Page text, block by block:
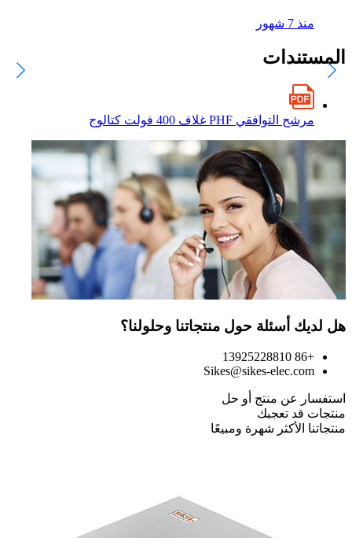
منذ 7 شهور
المستندات
مرشح التوافقي PHF غلاف 400 فولت كتالوج
هل لديك أسئلة حول منتجاتنا وحلولنا؟
+86 13925228810
Sikes@sikes-elec.com
استفسار عن منتج أو حل
منتجات قد تعجبك
منتجاتنا الأكثر شهرة ومبيعًا